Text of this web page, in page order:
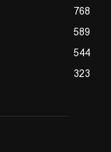
768
589
544
323